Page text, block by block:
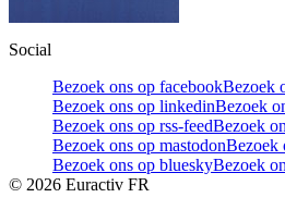
Social
Bezoek ons op facebookBezoek
Bezoek ons op linkedinBezoek
Bezoek ons op rss-feedBezoek
Bezoek ons op mastodonBezoek
Bezoek ons op blueskyBezoek
© 2026 Euractiv FR